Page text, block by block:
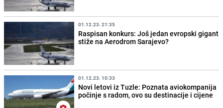
01.12.23. 21:35
Raspisan konkurs: Još jedan evropski gigant
stiže na Aerodrom Sarajevo?
01.12.23. 10:33
Novi letovi iz Tuzle: Poznata aviokompanija
počinje s radom, ovo su destinacije i cijene